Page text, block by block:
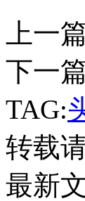
上一
下一篇
TAG:
转载
最新